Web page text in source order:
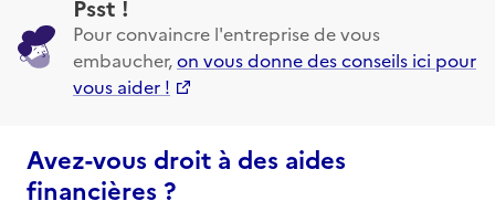
Pour convaincre l'entreprise de vous
embaucher,on vous donne des conseils ici pour
vous aider !
Avez-vous droit à des aides
financières ?